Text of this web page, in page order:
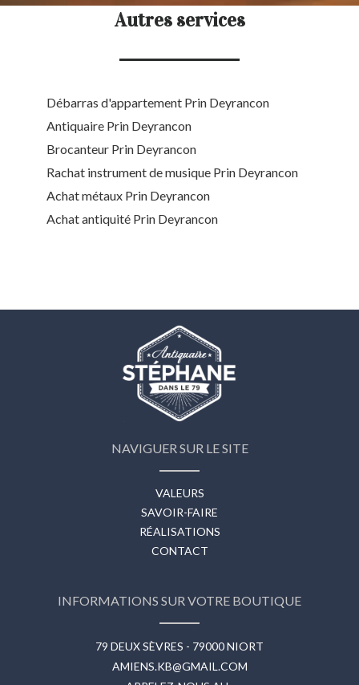
Autres services
Débarras d'appartement Prin Deyrancon
Antiquaire Prin Deyrancon
Brocanteur Prin Deyrancon
Rachat instrument de musique Prin Deyrancon
Achat métaux Prin Deyrancon
Achat antiquité Prin Deyrancon
NAVIGUER SUR LE SITE
VALEURS
SAVOIR-FAIRE
RÉALISATIONS
CONTACT
INFORMATIONS SUR VOTRE BOUTIQUE
79 DEUX SÈVRES - 79000 NIORT
AMIENS.KB@GMAIL.COM